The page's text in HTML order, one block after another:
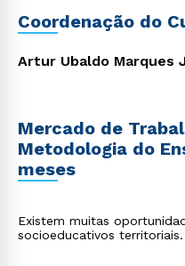
Coordenação do
Artur Ubaldo Marques
Mercado de
Metodologia do
meses
Existem muitas
socioeducativos